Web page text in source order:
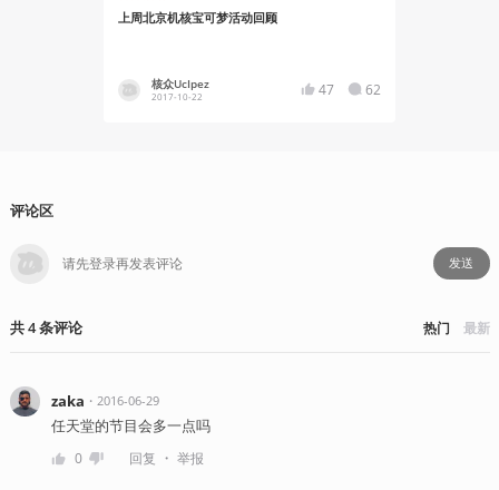
上周北京机核宝可梦活动回顾
核众UcIpez
2017-10-22 47 62
评论区
发送
共4条评论 热门 最新
zaka ・ 2016-06-29
任天堂的节目会多一点吗
0 回复 ・ 举报